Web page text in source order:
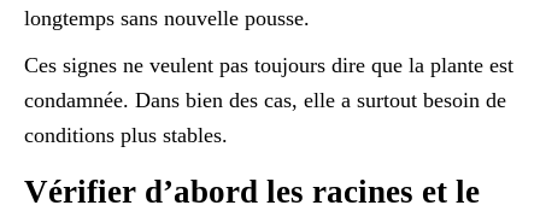
longtemps sans nouvelle pousse.
Ces signes ne veulent pas toujours dire que la plante est
condamnée. Dans bien des cas, elle a surtout besoin de
conditions plus stables.
Vérifier d’abord les racines et le